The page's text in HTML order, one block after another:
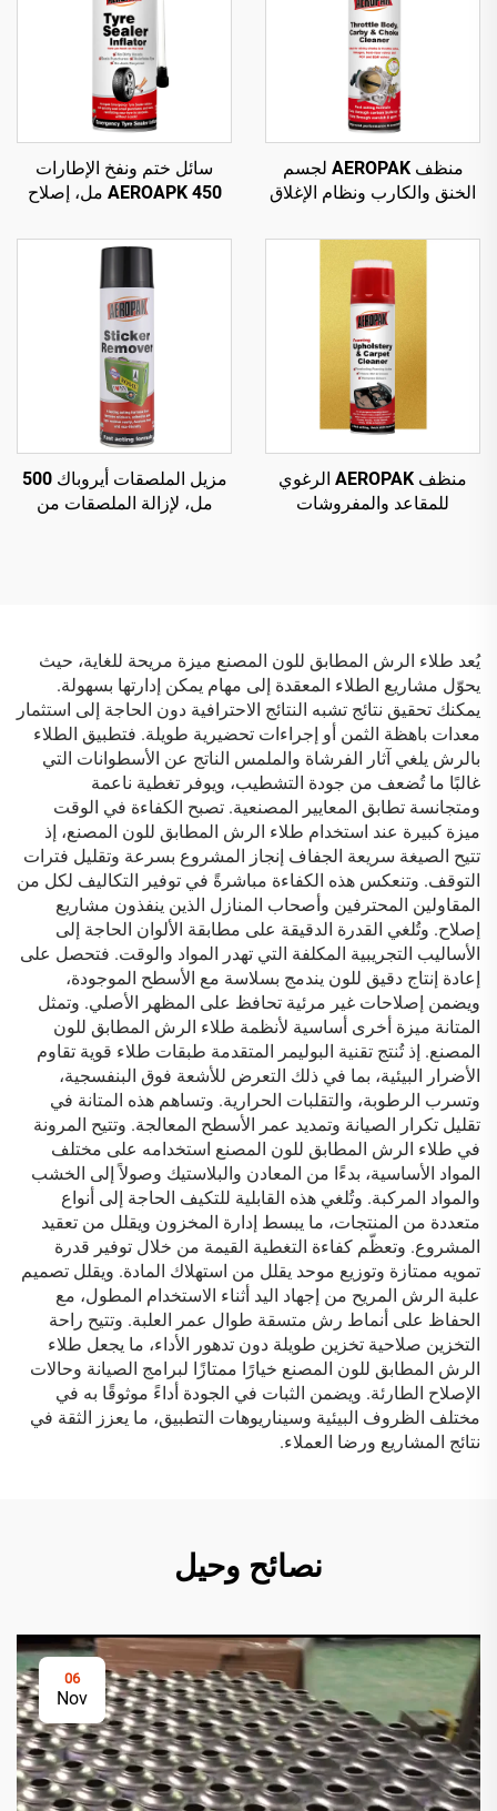
منظف AEROPAK لجسم
الخنق والكارب ونظام الإغلاق
للسيارة
سائل ختم ونفخ الإطارات
AEROAPK 450 مل، إصلاح
أنبوب داخلي
منظف AEROPAK الرغوي
للمقاعد والمفروشات
مزيل الملصقات أيروباك 500
مل، لإزالة الملصقات من
يُعد طلاء الرش المطابق للون المصنع ميزة مريحة للغاية، حيث
يحوّل مشاريع الطلاء المعقدة إلى مهام يمكن إدارتها بسهولة.
يمكنك تحقيق نتائج تشبه النتائج الاحترافية دون الحاجة إلى استثمار
معدات باهظة الثمن أو إجراءات تحضيرية طويلة. فتطبيق الطلاء
بالرش يلغي آثار الفرشاة والملمس الناتج عن الأسطوانات التي
غالبًا ما تُضعف من جودة التشطيب، ويوفر تغطية ناعمة
ومتجانسة تطابق المعايير المصنعية. تصبح الكفاءة في الوقت
ميزة كبيرة عند استخدام طلاء الرش المطابق للون المصنع، إذ
تتيح الصيغة سريعة الجفاف إنجاز المشروع بسرعة وتقليل فترات
التوقف. وتنعكس هذه الكفاءة مباشرةً في توفير التكاليف لكل من
المقاولين المحترفين وأصحاب المنازل الذين ينفذون مشاريع
إصلاح. وتُلغي القدرة الدقيقة على مطابقة الألوان الحاجة إلى
الأساليب التجريبية المكلفة التي تهدر المواد والوقت. فتحصل على
إعادة إنتاج دقيق للون يندمج بسلاسة مع الأسطح الموجودة،
ويضمن إصلاحات غير مرئية تحافظ على المظهر الأصلي. وتمثل
المتانة ميزة أخرى أساسية لأنظمة طلاء الرش المطابق للون
المصنع. إذ تُنتج تقنية البوليمر المتقدمة طبقات طلاء قوية تقاوم
الأضرار البيئية، بما في ذلك التعرض للأشعة فوق البنفسجية،
وتسرب الرطوبة، والتقلبات الحرارية. وتساهم هذه المتانة في
تقليل تكرار الصيانة وتمديد عمر الأسطح المعالجة. وتتيح المرونة
في طلاء الرش المطابق للون المصنع استخدامه على مختلف
المواد الأساسية، بدءًا من المعادن والبلاستيك وصولاً إلى الخشب
والمواد المركبة. وتُلغي هذه القابلية للتكيف الحاجة إلى أنواع
متعددة من المنتجات، ما يبسط إدارة المخزون ويقلل من تعقيد
المشروع. وتعظّم كفاءة التغطية القيمة من خلال توفير قدرة
تمويه ممتازة وتوزيع موحد يقلل من استهلاك المادة. ويقلل تصميم
علبة الرش المريح من إجهاد اليد أثناء الاستخدام المطول، مع
الحفاظ على أنماط رش متسقة طوال عمر العلبة. وتتيح راحة
التخزين صلاحية تخزين طويلة دون تدهور الأداء، ما يجعل طلاء
الرش المطابق للون المصنع خيارًا ممتازًا لبرامج الصيانة وحالات
الإصلاح الطارئة. ويضمن الثبات في الجودة أداءً موثوقًا به في
مختلف الظروف البيئية وسيناريوهات التطبيق، ما يعزز الثقة في
نتائج المشاريع ورضا العملاء.
نصائح وحيل
06
Nov